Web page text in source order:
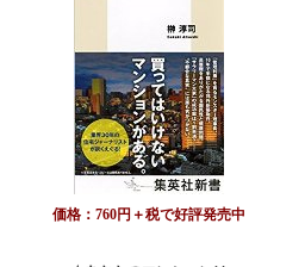
価格：760円＋税で好評発売中